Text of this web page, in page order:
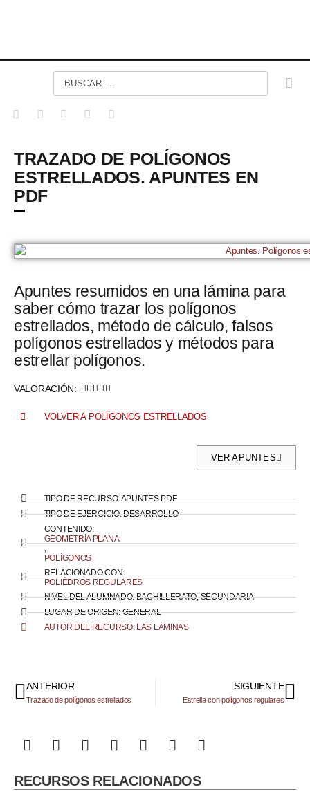
TRAZADO DE POLÍGONOS
ESTRELLADOS. APUNTES EN
PDF
Apuntes resumidos en una lámina para
saber cómo trazar los polígonos
estrellados, método de cálculo, falsos
polígonos estrellados y métodos para
estrellar polígonos.
VALORACIÓN:    
VOLVER A POLÍGONOS ESTRELLADOS
VER APUNTES
TIPO DE RECURSO:APUNTES PDF
TIPO DE EJERCICIO:DESARROLLO
CONTENIDO:
GEOMETRÍA PLANA
POLÍGONOS
RELACIONADO CON:
POLIÉDROS REGULARES
NIVEL DEL ALUMNADO:BACHILLERATO,SECUNDARIA
LUGAR DE ORIGEN:GENERAL
AUTOR DEL RECURSO: LAS LÁMINAS
ANTERIOR
Trazado de polígonos estrellados
SIGUIENTE
Estrella con polígonos regulares
RECURSOS RELACIONADOS